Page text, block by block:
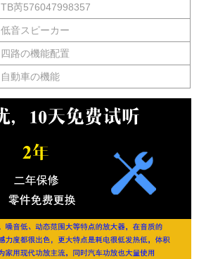
TB芮576047998357
低音スピーカー
四路の機能配置
自動車の機能